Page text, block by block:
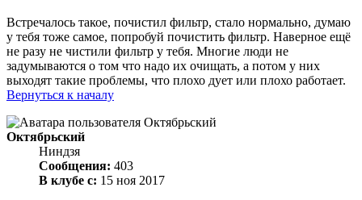
Встречалось такое, почистил фильтр, стало нормально, думаю
у тебя тоже самое, попробуй почистить фильтр. Наверное ещё
не разу не чистили фильтр у тебя. Многие люди не
задумываются о том что надо их очищать, а потом у них
выходят такие проблемы, что плохо дует или плохо работает.
Вернуться к началу
Октябрьский
Ниндзя
Сообщения: 403
В клубе с: 15 ноя 2017